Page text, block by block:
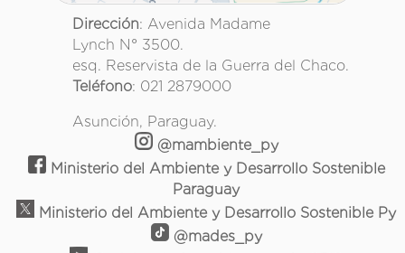
Dirección: Avenida Madame
Lynch N° 3500.
esq. Reservista de la Guerra del Chaco.
Teléfono: 021 2879000
Asunción, Paraguay.
@mambiente_py
Ministerio del Ambiente y Desarrollo Sostenible
Paraguay
Ministerio del Ambiente y Desarrollo Sostenible Py
@mades_py